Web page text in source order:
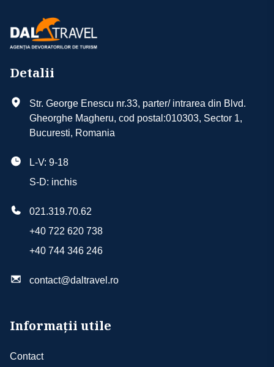
Detalii
Str. George Enescu nr.33, parter/ intrarea din Blvd.
Gheorghe Magheru, cod postal:010303, Sector 1,
Bucuresti, Romania
L-V: 9-18
S-D: inchis
021.319.70.62
+40 722 620 738
+40 744 346 246
contact@daltravel.ro
Informații utile
Contact